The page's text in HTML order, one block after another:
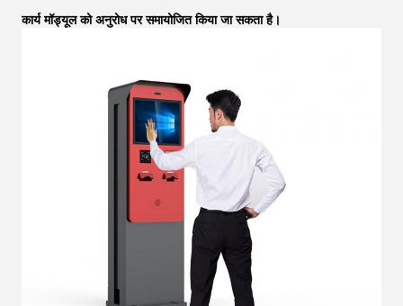
कार्य मॉड्यूल को अनुरोध पर समायोजित किया जा सकता है।